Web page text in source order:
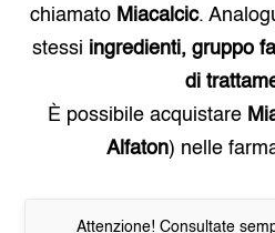
chiamato Miacalcic.
stessi ingredienti, gruppo
di
È possibile acquistare
Alfaton) nelle
Attenzione! Consultate